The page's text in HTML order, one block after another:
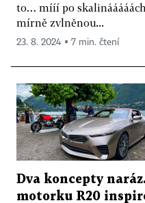
to… mííí po
mírně zvlněnou...
23. 8. 2024 ▪ 7 min. čtení
Dva koncepty
motorku R20